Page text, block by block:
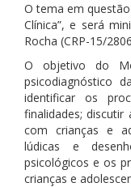
O tema em
Clínica”, e será
Rocha (CRP-15/
O objetivo do
psicodiagnóstico
identificar os
finalidades; discutir
com crianças e
lúdicas e
psicológicos e os
crianças e